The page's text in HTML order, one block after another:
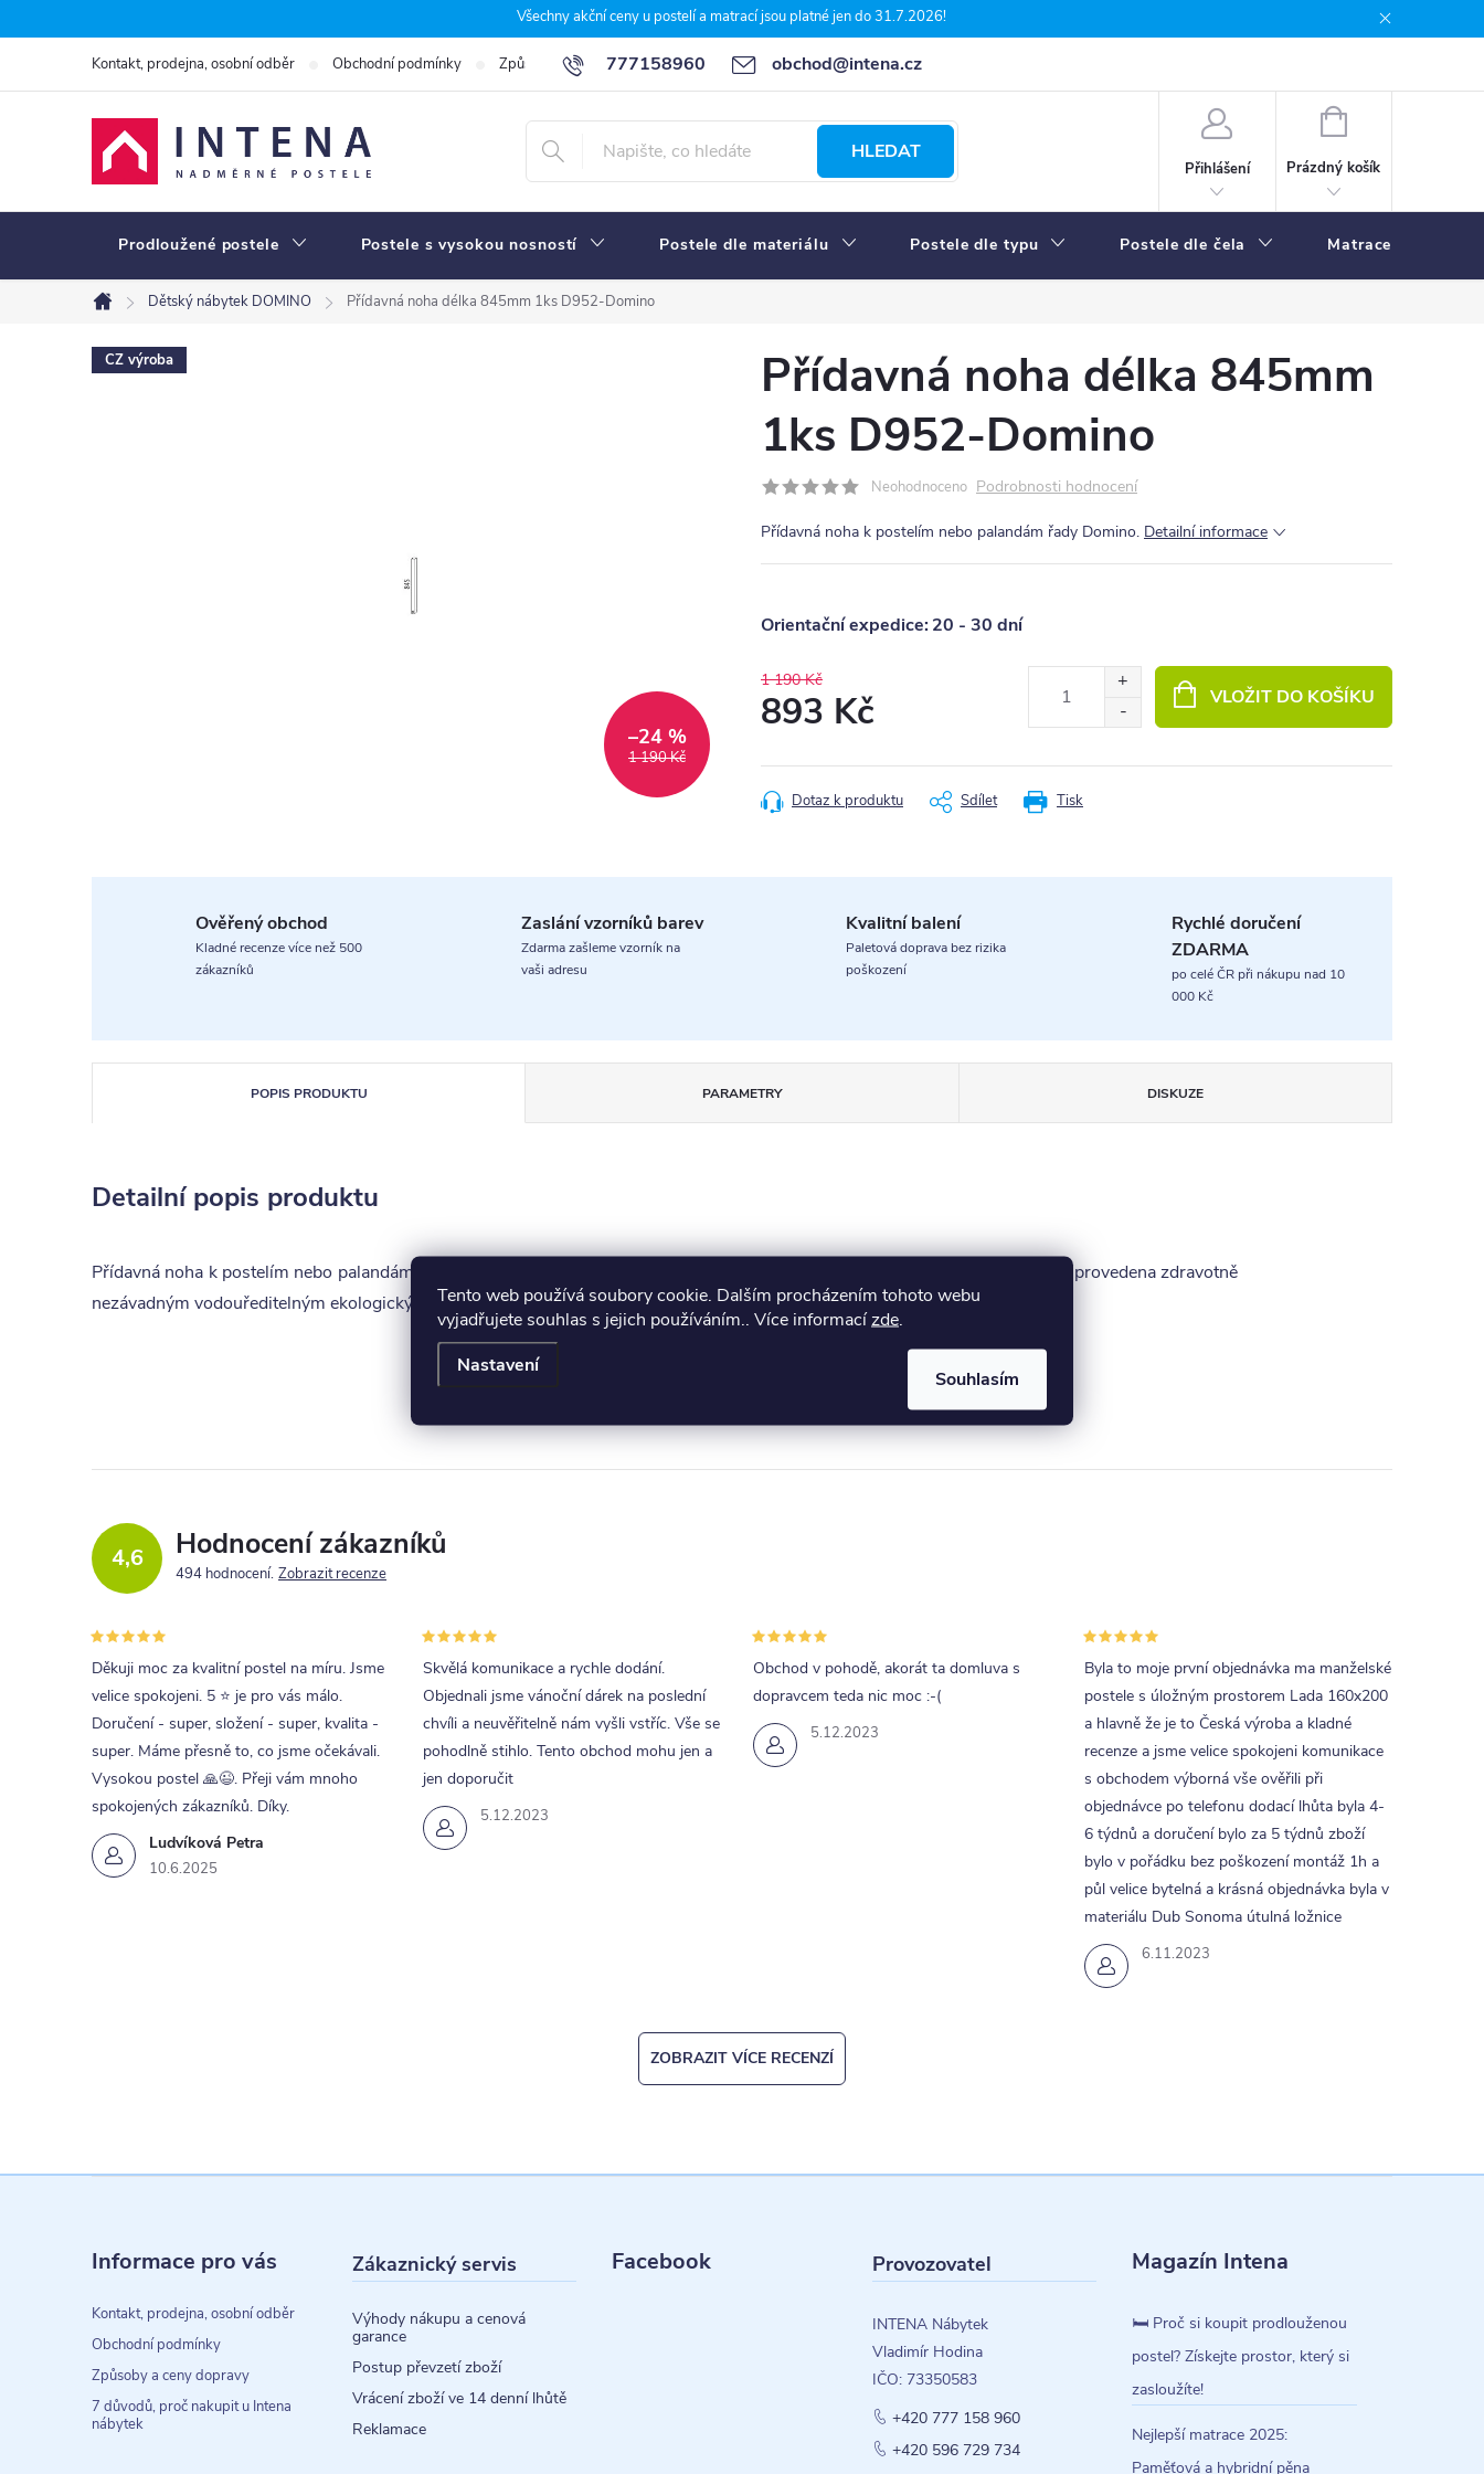
Tento web používá soubory cookie. Dalším procházením tohoto webu
vyjadřujete souhlas s jejich používáním.. Více informacízde.
Nastavení
Souhlasím
na
Všechny akční ceny u postelí a matrací jsou platné jen do 31.7.2026!
777158960 obchod@intena.cz
Kontakt, prodejna, osobní odběr Obchodní podmínky Způsoby a ceny dopravy 7 důvodů, proč nakupit u Intena nábytek
HLEDAT
Přihlášení
NÁKUPNÍ
Prázdný košík
Prodloužené postele Postele s vysokou nosností Postele dle materiálu Postele dle typu Postele dle čela Matrace
Domů
Dětský nábytek DOMINO Přídavná noha délka 845mm 1ks D952-Domino
CZ výroba
1 190 Kč
–24 %
Přídavná noha délka 845mm
1ks D952-Domino
Neohodnoceno Podrobnosti hodnocení
Přídavná noha k postelím nebo palandám řady Domino. Detailní informace
20 - 30 dní
1 190 Kč
893 Kč
cena:
VLOŽIT DO KOŠÍKU
Tisk
Dotaz k produktu Sdílet
Ověřený obchod
Kladné recenze více než 500
zákazníků
Zaslání vzorníků barev
Zdarma zašleme vzorník na
vaši adresu
Kvalitní balení
Paletová doprava bez rizika
poškození
Rychlé doručení
ZDARMA
po celé ČR při nákupu nad 10
000 Kč
POPIS PRODUKTU DISKUZE
PARAMETRY
Detailní popis produktu
Přídavná noha k postelím nebo palandám řady Domino. Všechny hrany a rohy jsou dokonale zakulaceny. Povrchová úprava je provedena zdravotně
nezávadným vodouředitelným ekologickým lakem.
4,6 Hodnocení zákazníků
494 hodnocení Zobrazit recenze
Ludvíková Petra
10.6.2025
Děkuji moc za kvalitní postel na míru. Jsme
velice spokojeni. 5 ⭐ je pro vás málo.
Doručení - super, složení - super, kvalita -
super. Máme přesně to, co jsme očekávali.
Vysokou postel 🙏😉. Přeji vám mnoho
spokojených zákazníků. Díky.
5.12.2023
Skvělá komunikace a rychle dodání.
Objednali jsme vánoční dárek na poslední
chvíli a neuvěřitelně nám vyšli vstříc. Vše se
pohodlně stihlo. Tento obchod mohu jen a
jen doporučit
5.12.2023
Obchod v pohodě, akorát ta domluva s
dopravcem teda nic moc :-(
6.11.2023
Byla to moje první objednávka ma manželské
postele s úložným prostorem Lada 160x200
a hlavně že je to Česká výroba a kladné
recenze a jsme velice spokojeni komunikace
s obchodem výborná vše ověřili při
objednávce po telefonu dodací lhůta byla 4-
6 týdnů a doručení bylo za 5 týdnů zboží
bylo v pořádku bez poškození montáž 1h a
půl velice bytelná a krásná objednávka byla v
materiálu Dub Sonoma útulná ložnice
ZOBRAZIT VÍCE RECENZÍ
Informace pro vás
Kontakt, prodejna, osobní odběr
Obchodní podmínky
Způsoby a ceny dopravy
7 důvodů, proč nakupit u Intena
nábytek
Zákaznický servis
Výhody nákupu a cenová
garance
Postup převzetí zboží
Vrácení zboží ve 14 denní lhůtě
Reklamace
Facebook Provozovatel
INTENA Nábytek
Vladimír Hodina
IČO: 73350583
+420 777 158 960
+420 596 729 734
Magazín Intena
🛏️ Proč si koupit prodlouženou
postel? Získejte prostor, který si
zasloužíte!
Nejlepší matrace 2025:
Paměťová a hybridní pěna